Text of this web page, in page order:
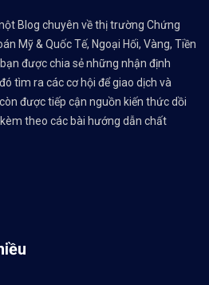
Blog chuyên về thị trường Chứng
Mỹ & Quốc Tế, Ngoại Hối, Vàng, Tiền
được chia sẻ những nhận định
tìm ra các cơ hội để giao dịch và
được tiếp cận nguồn kiến thức dồi
theo các bài hướng dẫn chất